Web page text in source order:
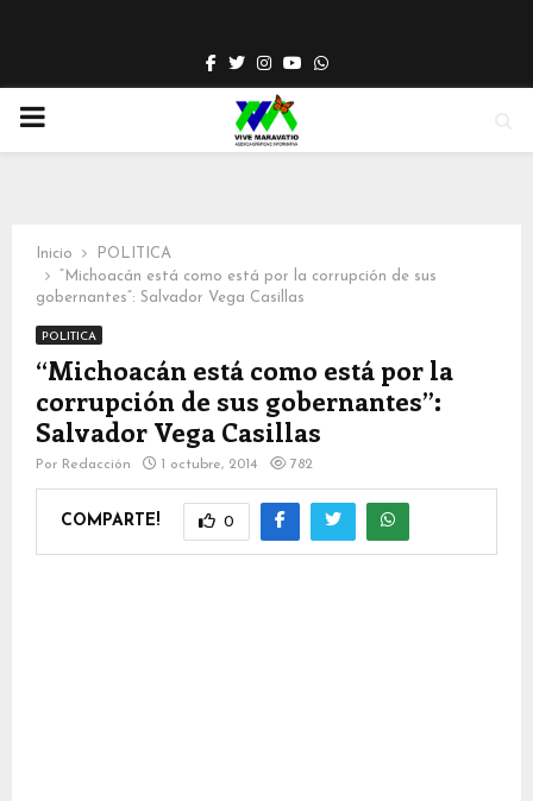
Facebook
TwitterInstagram
YoutubeWhatsapp
PRIMARY
Inicio
POLITICA
“Michoacán está como está por la corrupción de sus
gobernantes”: Salvador Vega Casillas
POLITICA
“Michoacán está como está por la
corrupción de sus gobernantes”:
Salvador Vega Casillas
Por Redacción 1 octubre, 2014 782
COMPARTE! 0